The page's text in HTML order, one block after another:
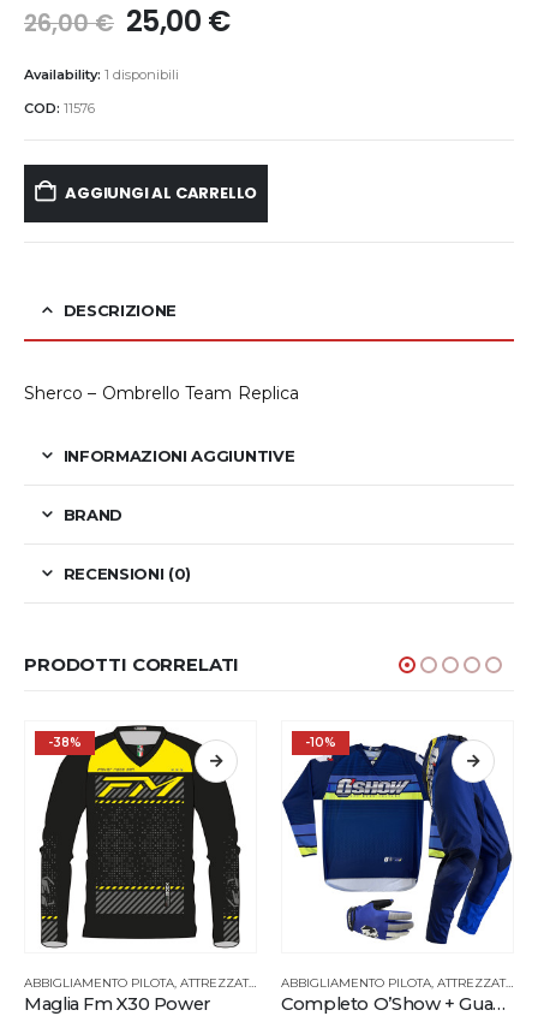
26,00€ 25,00 €
Availability: 1 disponibili
COD: 11576
AGGIUNGI AL CARRELLO
DESCRIZIONE
Sherco – Ombrello Team Replica
INFORMAZIONI AGGIUNTIVE
BRAND
RECENSIONI (0)
PRODOTTI CORRELATI
-38%
ABBIGLIAMENTO PILOTA, ATTREZZATURA PILOTA
Maglia Fm X30 Power
-10%
ABBIGLIAMENTO PILOTA, ATTREZZATURA PILOTA
Completo O’Show + Guanti